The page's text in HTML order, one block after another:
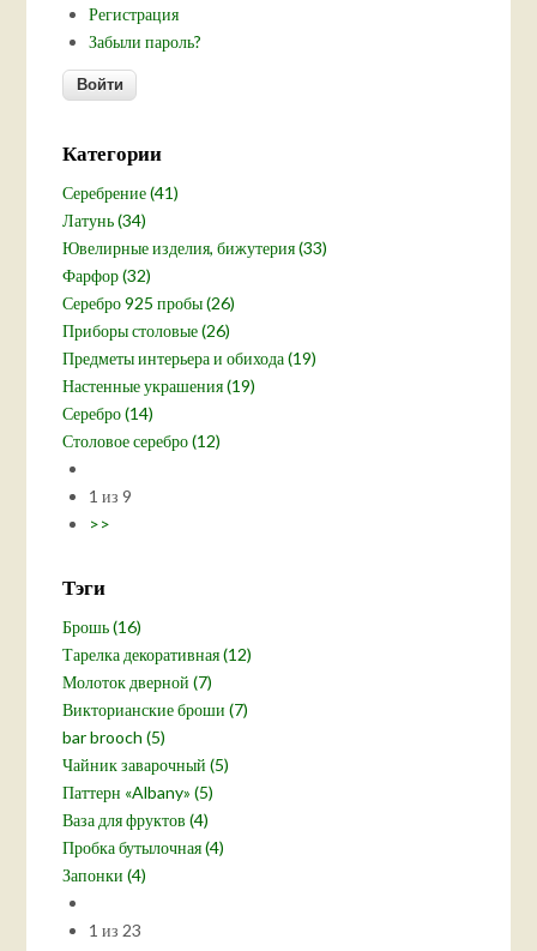
Регистрация
Забыли пароль?
Категории
Серебрение (41)
Латунь (34)
Ювелирные изделия, бижутерия (33)
Фарфор (32)
Серебро 925 пробы (26)
Приборы столовые (26)
Предметы интерьера и обихода (19)
Настенные украшения (19)
Серебро (14)
Столовое серебро (12)
1 из 9
>>
Тэги
Брошь (16)
Тарелка декоративная (12)
Молоток дверной (7)
Викторианские броши (7)
bar brooch (5)
Чайник заварочный (5)
Паттерн «Albany» (5)
Ваза для фруктов (4)
Пробка бутылочная (4)
Запонки (4)
1 из 23